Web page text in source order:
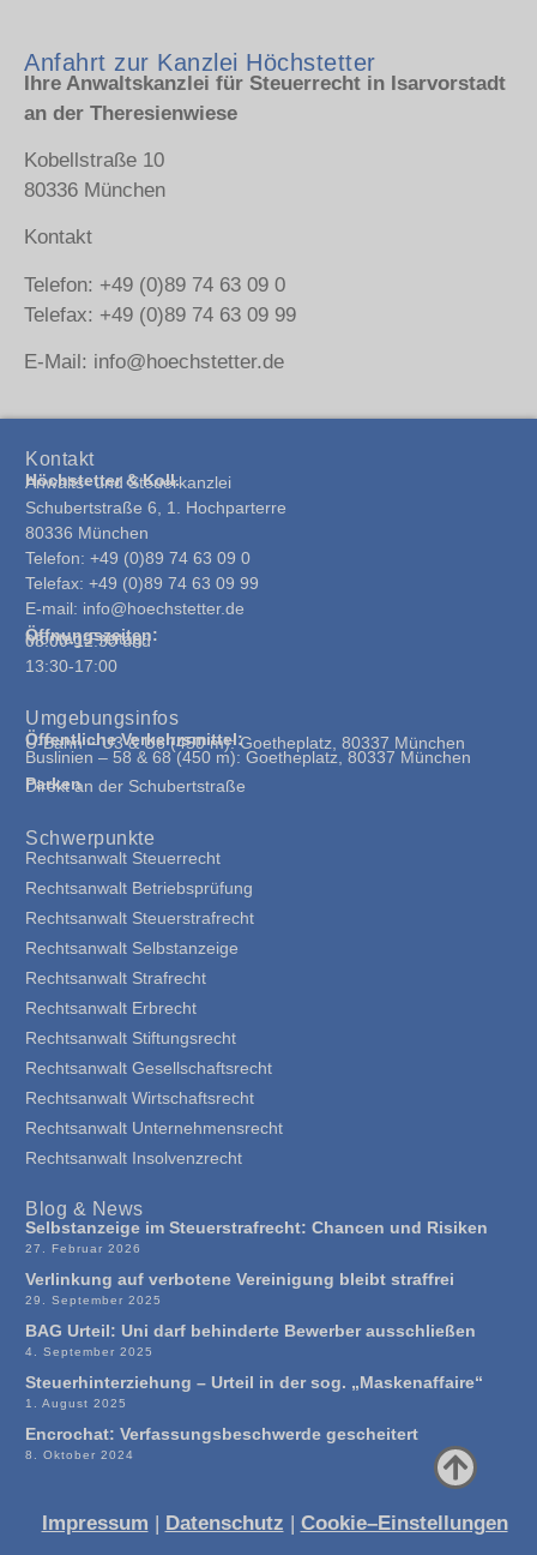
Anfahrt zur Kanzlei Höchstetter
Ihre Anwaltskanzlei für Steuerrecht in Isarvorstadt
an der Theresienwiese
Kobellstraße 10
80336 München
Kontakt
Telefon: +49 (0)89 74 63 09 0
Telefax: +49 (0)89 74 63 09 99
E-Mail: info@hoechstetter.de
Kontakt
Höchstetter & Koll.
Anwalts- und Steuerkanzlei
Schubertstraße 6, 1. Hochparterre
80336 München
Telefon: +49 (0)89 74 63 09 0
Telefax: +49 (0)89 74 63 09 99
E-mail: info@hoechstetter.de
Öffnungszeiten:
Montag-Freitag:
08:00-12:30 und
13:30-17:00
Umgebungsinfos
Öffentliche Verkehrsmittel:
U-Bahn – U3 & U6 (450 m): Goetheplatz, 80337 München
Buslinien – 58 & 68 (450 m): Goetheplatz, 80337 München
Parken
Direkt an der Schubertstraße
Schwerpunkte
Rechtsanwalt Steuerrecht
Rechtsanwalt Betriebsprüfung
Rechtsanwalt Steuerstrafrecht
Rechtsanwalt Selbstanzeige
Rechtsanwalt Strafrecht
Rechtsanwalt Erbrecht
Rechtsanwalt Stiftungsrecht
Rechtsanwalt Gesellschaftsrecht
Rechtsanwalt Wirtschaftsrecht
Rechtsanwalt Unternehmensrecht
Rechtsanwalt Insolvenzrecht
Blog & News
Selbstanzeige im Steuerstrafrecht: Chancen und Risiken
27. Februar 2026
Verlinkung auf verbotene Vereinigung bleibt straffrei
29. September 2025
BAG Urteil: Uni darf behinderte Bewerber ausschließen
4. September 2025
Steuerhinterziehung – Urteil in der sog. „Maskenaffaire“
1. August 2025
Encrochat: Verfassungsbeschwerde gescheitert
8. Oktober 2024
Impressum | Datenschutz | Cookie–Einstellungen